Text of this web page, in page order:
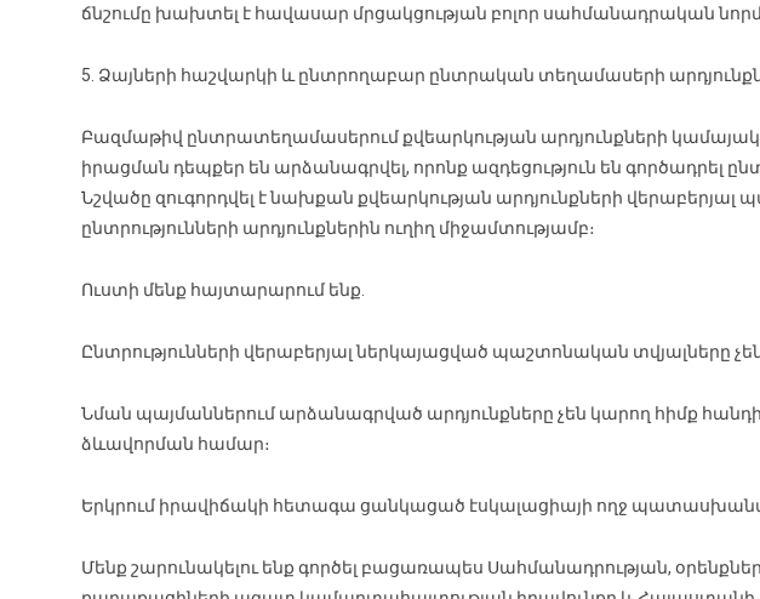
ճնշումը խախտել է հավասար մրցակցության բոլոր սահմանադրական
5. Ձայների հաշվարկի և ընտրողաբար ընտրական տեղամասերի
Բազմաթիվ ընտրատեղամասերում քվեարկության արդյունքների
իրացման դեպքեր են արձանագրվել, որոնք ազդեցություն են գործադրել
Նշվածը զուգորդվել է նախքան քվեարկության արդյունքների
ընտրությունների արդյունքներին ուղիղ միջամտությամբ։
Ուստի մենք հայտարարում ենք.
Ընտրությունների վերաբերյալ ներկայացված պաշտոնական տվյալները
Նման պայմաններում արձանագրված արդյունքները չեն կարող հիմք
ձևավորման համար։
Երկրում իրավիճակի հետագա ցանկացած էսկալացիայի ողջ
Մենք շարունակելու ենք գործել բացառապես Սահմանադրության,